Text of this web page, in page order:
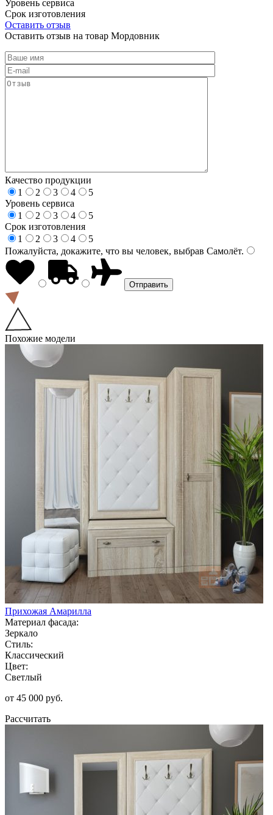
Уровень сервиса
Срок изготовления
Оставить отзыв
Оставить отзыв на товар Мордовник
Качество продукции
1
2 3 4
5
Уровень сервиса
1
2 3 4
5
Срок изготовления
1
2 3 4
5
Пожалуйста, докажите, что вы человек, выбрав Самолёт.
Похожие модели
Прихожая Амарилла
Материал фасада:
Зеркало
Стиль:
Классический
Цвет:
Светлый
от 45 000 руб.
Рассчитать